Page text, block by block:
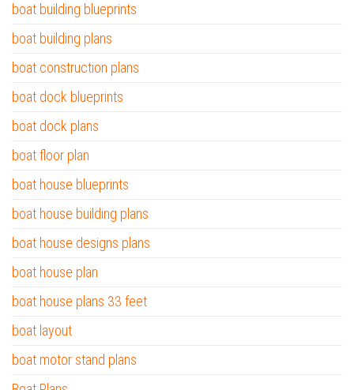
boat building blueprints
boat building plans
boat construction plans
boat dock blueprints
boat dock plans
boat floor plan
boat house blueprints
boat house building plans
boat house designs plans
boat house plan
boat house plans 33 feet
boat layout
boat motor stand plans